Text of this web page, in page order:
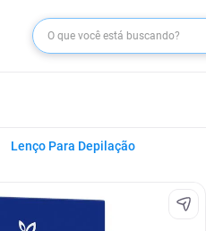
Lenço Para Depilação